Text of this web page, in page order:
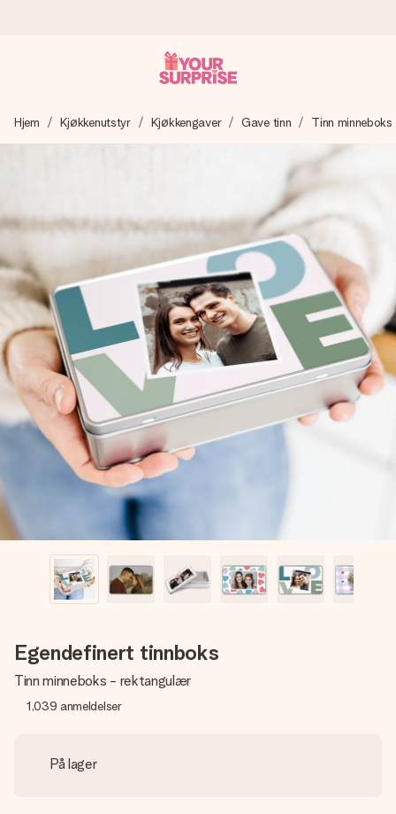
Vi lager dine gaver med omtanke og sender den avgårde så
raskt som mulig - slik at du kan gi gaven i tide, når den betyr
4,5 (basert på +15 000 anmeldelser)
Gavene våre inspirerer. Kundene gir oss 4,5 på Google
Reviews.
Gratis kort med hilsen
Lag noe unikt med bare noen få steg - med hennes navn,
et bilde av dere eller en beskjed som virkelig berører
hjertet. Ikke noe tull, bare masse kjærlighet i øyeblikket.
Hjem Kjøkkenutstyr Kjøkkengaver Gave tinn Tinn minneboks
Egendefinert tinnboks
Tinn minneboks - rektangulær
1,039 anmeldelser
På lager